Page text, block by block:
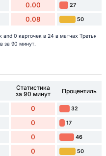
0.00 27
0.08 50
0 карточек в 24 в матчах Третья
за 90 минут.
Статистика
за 90 минут
Процентиль
0 32
0 17
0 46
0 50